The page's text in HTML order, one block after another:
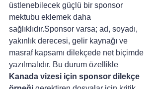
üstlenebilecek güçlü bir sponsor
mektubu eklemek daha
sağlıklıdır.Sponsor varsa; ad, soyadı,
yakınlık derecesi, gelir kaynağı ve
masraf kapsamı dilekçede net biçimde
yazılmalıdır. Bu durum özellikle
Kanada vizesi için sponsor dilekçe